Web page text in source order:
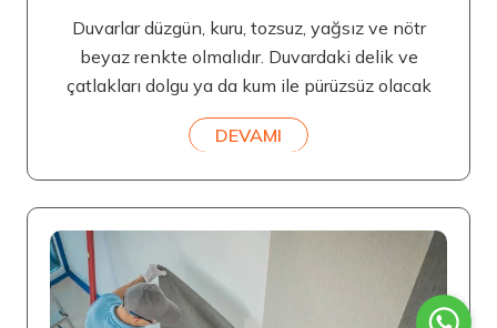
Duvarlar düzgün, kuru, tozsuz, yağsız ve nötr
beyaz renkte olmalıdır. Duvardaki delik ve
çatlakları dolgu ya da kum ile pürüzsüz olacak
DEVAMI